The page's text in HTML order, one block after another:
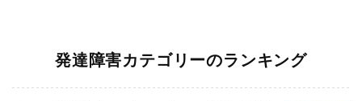
発達障害カテゴリーのランキング